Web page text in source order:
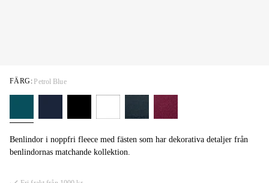
Benlindor i noppfri fleece med fästen som har dekorativa detaljer från
benlindornas matchande kollektion.
FÄRG: Petrol Blue